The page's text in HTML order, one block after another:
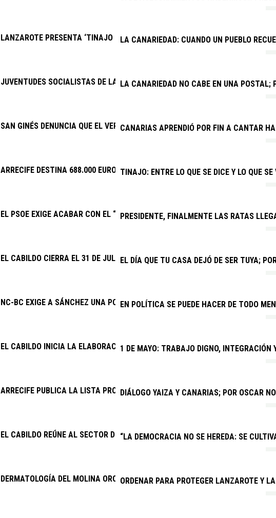
LANZAROTE PRESENTA ‘TINAJO PARA TODOS’, EL PRIMER EQUIPO
JUVENTUDES SOCIALISTAS DE LANZAROTE Y LA GRACIOSA: “LAS BECAS DEL
SAN GINÉS DENUNCIA QUE EL VERANO JOVEN VUELVE A DISCRIMINAR A
ARRECIFE DESTINA 688.000 EUROS A EVENTOS DEPORTIVOS DE INTERÉS
EL PSOE EXIGE ACABAR CON EL “SECUESTRO” DE LA NUEVA PARADA
EL CABILDO CIERRA EL 31 DE JULIO EL PLAZO PARA QUE CLUBES Y
NC-BC EXIGE A SÁNCHEZ UNA POSICIÓN FIRME SOBRE EL SÁHARA
EL CABILDO INICIA LA ELABORACIÓN DEL PRESUPUESTO GENERAL DE 2027
ARRECIFE PUBLICA LA LISTA PROVISIONAL DE ADMITIDOS PARA CUATRO
EL CABILDO REÚNE AL SECTOR DEL TAXI PARA MEJORAR EL SERVICIO Y
DERMATOLOGÍA DEL MOLINA OROSA AUMENTA UN 24,5 % SUS CONSULTAS
LA CANARIEDAD: CUANDO UN PUEBLO
LA CANARIEDAD NO CABE EN UNA POSTAL;
CANARIAS APRENDIÓ POR FIN A CANTAR
TINAJO: ENTRE LO QUE SE DICE Y LO QUE
PRESIDENTE, FINALMENTE LAS RATAS
EL DÍA QUE TU CASA DEJÓ DE SER TUYA;
EN POLÍTICA SE PUEDE HACER DE TODO
1 DE MAYO: TRABAJO DIGNO, INTEGRACIÓN
DIÁLOGO YAIZA Y CANARIAS; POR OSCAR
“LA DEMOCRACIA NO SE HEREDA: SE
ORDENAR PARA PROTEGER LANZAROTE Y